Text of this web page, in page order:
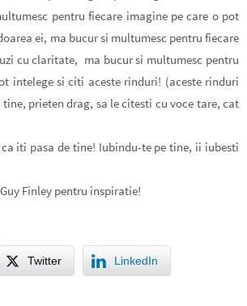
pentru fiecare imagine pe care o pot
ei, ma bucur si multumesc pentru fiecare
cu claritate, ma bucur si multumesc pentru
intelege si citi aceste rinduri! (aceste rinduri
prieten drag, sa le citesti cu voce tare, cat
iti pasa de tine! Iubindu-te pe tine, ii iubesti
Finley pentru inspiratie!
Twitter LinkedIn